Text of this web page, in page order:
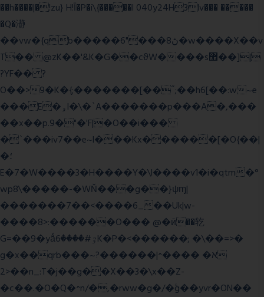
��h����|�!zu} H!Ī�P�i\{�����l 040y24H3lv��� �����
�Q�瀞
��vw�{qb�����6"���8ڻ�w����X��v
T�� @zK��'&K�G��cϑW����s޾��]|
?YF�� ?
O��>9�K�{;�������[��˝;��h6[��:w~e
���E�ۅl�\�`A�������p���A�,���
��x��p.9�"�'F|�O��i���
�`���iv7��e~l���Kx������[�O{��|
�؛
E�7�W����3�H����Y�\l����v1�i�qtm�°
wp8\�����-�WŇ���g��}ψɱ|
�������7��<����6_��Uk|w-
����8>:������O��� @�ӣ��䢀
G=��9�yǻٷ#����6K�P�<������; �\��=>�
g�x��qrb���~א� ����^|������?
2>��n_:T�j��g��X��3�\x��Z-
�c��.�O�Q�^n/�,�rww�g�/�ۧg��yvr�ON��